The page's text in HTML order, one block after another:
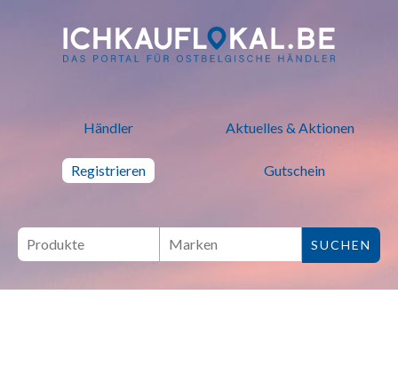
ich kauf lokal - Bei lokalen
Händler Aktuelles & Aktionen
Registrieren Gutschein